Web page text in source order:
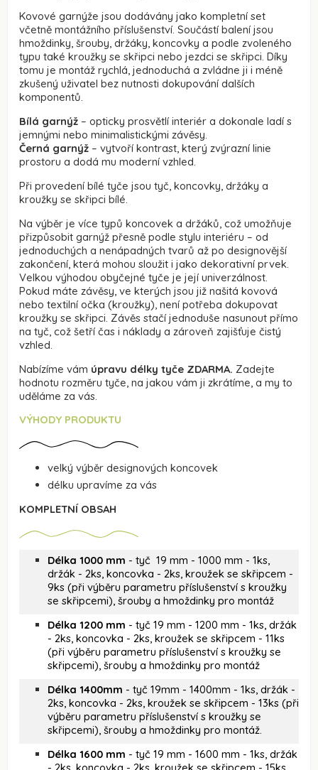
Kovové garnýže jsou dodávány jako kompletní set
včetně montážního příslušenství. Součástí balení jsou
hmoždinky, šrouby, držáky, koncovky a podle zvoleného
typu také kroužky se skřipci nebo jezdci se skřipci. Díky
tomu je montáž rychlá, jednoduchá a zvládne ji i méně
zkušený uživatel bez nutnosti dokupování dalších
komponentů.
Bílá garnýž – opticky prosvětlí interiér a dokonale ladí s
jemnými nebo minimalistickými závěsy.
Černá garnýž – vytvoří kontrast, který zvýrazní linie
prostoru a dodá mu moderní vzhled.
Při provedení bílé tyče jsou tyč, koncovky, držáky a
kroužky se skřipci bílé.
Na výběr je více typů koncovek a držáků, což umožňuje
přizpůsobit garnýž přesně podle stylu interiéru – od
jednoduchých a nenápadných tvarů až po designovější
zakončení, která mohou sloužit i jako dekorativní prvek.
Velkou výhodou obyčejné tyče je její univerzálnost.
Pokud máte závěsy, ve kterých jsou již našitá kovová
nebo textilní očka (kroužky), není potřeba dokupovat
kroužky se skřipci. Závěs stačí jednoduše nasunout přímo
na tyč, což šetří čas i náklady a zároveň zajišťuje čistý
vzhled.
Nabízíme vám úpravu délky tyče ZDARMA. Zadejte
hodnotu rozměru tyče, na jakou vám ji zkrátíme, a my to
uděláme za vás.
VÝHODY PRODUKTU
velký výběr designových koncovek
délku upravíme za vás
KOMPLETNÍ OBSAH
Délka 1000 mm - tyč 19 mm - 1000 mm - 1ks,
držák - 2ks, koncovka - 2ks, kroužek se skřipcem -
9ks (při výběru parametru příslušenství s kroužky
se skřipcemi), šrouby a hmoždinky pro montáž
Délka 1200 mm - tyč 19 mm - 1200 mm - 1ks, držák
- 2ks, koncovka - 2ks, kroužek se skřipcem - 11ks
(při výběru parametru příslušenství s kroužky se
skřipcemi), šrouby a hmoždinky pro montáž
Délka 1400mm - tyč 19mm - 1400mm - 1ks, držák -
2ks, koncovka - 2ks, kroužek se skřipcem - 13ks (při
výběru parametru příslušenství s kroužky se
skřipcemi), šrouby a hmoždinky pro montáž.
Délka 1600 mm - tyč 19 mm - 1600 mm - 1ks, držák